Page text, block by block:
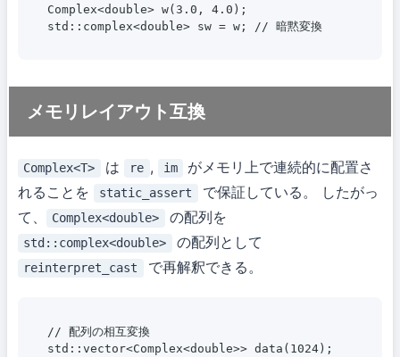
Complex<double> w(3.0, 4.0);
std::complex<double> sw = w; // 暗黙変換
メモリレイアウト互換
Complex<T> は re , im
がメモリ上で連続的に配置さ
れることを
static_assert
で保証している。 したがっ
て、
Complex<double> の配列を
std::complex<double> の配列として
reinterpret_cast で再解釈できる。
// 配列の相互変換
std::vector<Complex<double>> data(1024);